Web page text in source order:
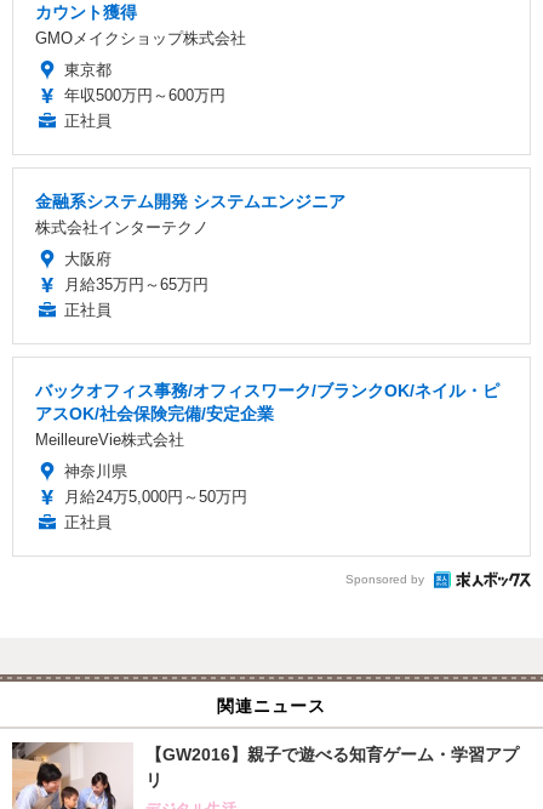
カウント獲得
GMOメイクショップ株式会社
東京都
年収500万円～600万円
正社員
金融系システム開発 システムエンジニア
株式会社インターテクノ
大阪府
月給35万円～65万円
正社員
バックオフィス事務/オフィスワーク/ブランクOK/ネイル・ピ
アスOK/社会保険完備/安定企業
MeilleureVie株式会社
神奈川県
月給24万5,000円～50万円
正社員
Sponsored by
関連ニュース
【GW2016】親子で遊べる知育ゲーム・学習アプ
リ